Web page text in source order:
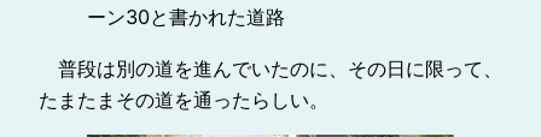
ーン30と書かれた道路
普段は別の道を進んでいたのに、その日に限って、
たまたまその道を通ったらしい。